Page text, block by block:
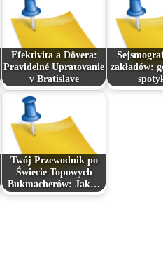
Efektivita a Dôvera:
Pravidelné Upratovanie
v Bratislave
zakładów:
Twój Przewodnik po
Świecie Topowych
Bukmacherów: Jak…